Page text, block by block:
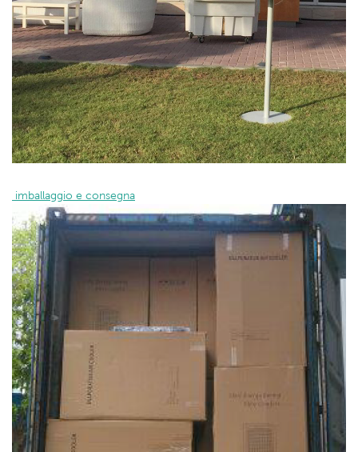
imballaggio e consegna